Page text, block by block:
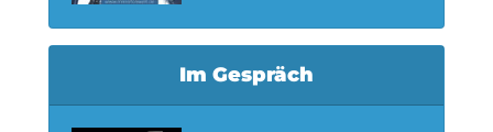
Im Gespräch